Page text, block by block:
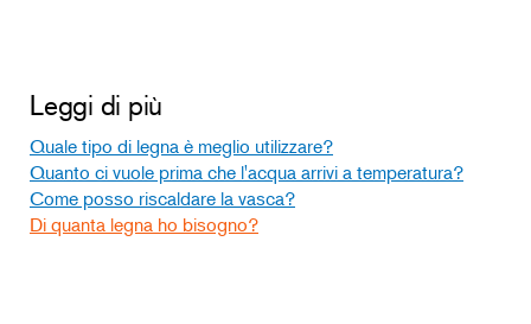
Leggi di più
Quale tipo di legna è meglio utilizzare?
Quanto ci vuole prima che l'acqua arrivi a temperatura?
Come posso riscaldare la vasca?
Di quanta legna ho bisogno?